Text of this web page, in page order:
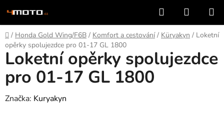
na
obsah
Hledat
KOŠÍK
Domů
/ Honda Gold Wing/F6B / Komfort a cestování / Küryakyn / Loketní
opěrky spolujezdce pro 01-17 GL 1800
Loketní opěrky spolujezdce
pro 01-17 GL 1800
Značka: Kuryakyn